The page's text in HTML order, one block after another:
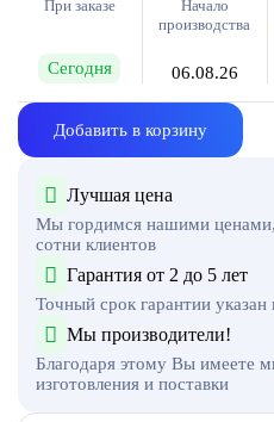
При заказе
Сегодня
Начало
производства
06.08.26
Добавить в корзину
Лучшая цена
Мы гордимся нашими
сотни клиентов
Гарантия от 2 до 5 лет
Точный срок гарантии указан
Мы производители!
Благодаря этому Вы имеете
изготовления и поставки